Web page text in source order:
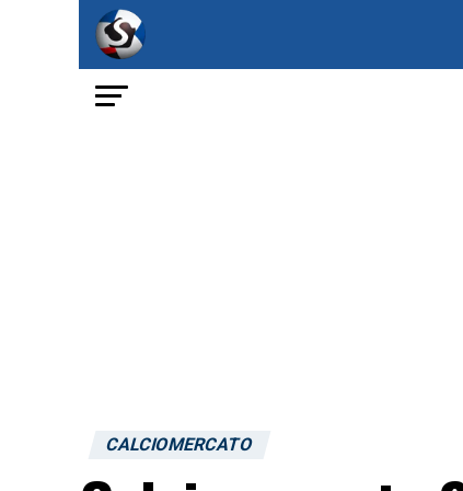
CALCIOMERCATO